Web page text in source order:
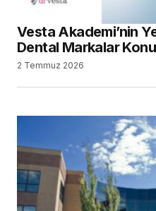
Vesta Akademi’nin
Dental Markalar
2 Temmuz 2026